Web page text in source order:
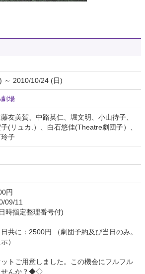
～ 2010/10/24 (日)
場
友美賀、中路英仁、堀文明、小山待子、
(リュカ.）、白石悠佳(Theatre劇団子）、
子
円
09/11
時指定整理番号付)
共に：2500円 （劇団予約及び当日のみ。
）
トご用意しました。この機会にフルフル
せんか？◆◇